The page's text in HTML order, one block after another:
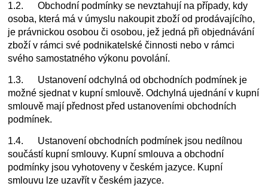
1.2. Obchodní podmínky se nevztahují na případy, kdy
osoba, která má v úmyslu nakoupit zboží od prodávajícího,
je právnickou osobou či osobou, jež jedná při objednávání
zboží v rámci své podnikatelské činnosti nebo v rámci
svého samostatného výkonu povolání.
1.3. Ustanovení odchylná od obchodních podmínek je
možné sjednat v kupní smlouvě. Odchylná ujednání v kupní
smlouvě mají přednost před ustanoveními obchodních
podmínek.
1.4. Ustanovení obchodních podmínek jsou nedílnou
součástí kupní smlouvy. Kupní smlouva a obchodní
podmínky jsou vyhotoveny v českém jazyce. Kupní
smlouvu lze uzavřít v českém jazyce.